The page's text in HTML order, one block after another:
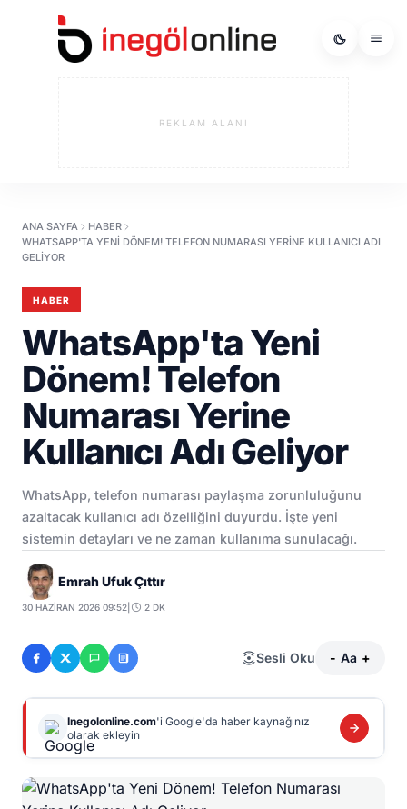
REKLAM ALANI
ANA SAYFA
HABER
WHATSAPP'TA YENI DÖNEM! TELEFON NUMARASI YERINE KULLANICI ADI
GELIYOR
HABER
WhatsApp'ta Yeni
Dönem! Telefon
Numarası Yerine
Kullanıcı Adı Geliyor
WhatsApp, telefon numarası paylaşma zorunluluğunu
azaltacak kullanıcı adı özelliğini duyurdu. İşte yeni
sistemin detayları ve ne zaman kullanıma sunulacağı.
Emrah Ufuk Çıttır
30 HAZIRAN 2026 09:52 2 DK
Sesli Oku - Aa +
Inegolonline.com'i Google'da haber kaynağınız
olarak ekleyin